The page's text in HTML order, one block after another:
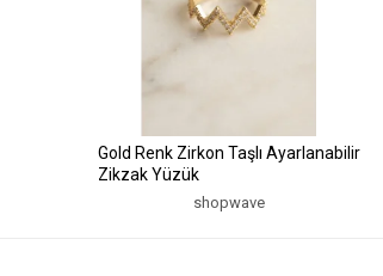
Gold Renk Zirkon Taşlı Ayarlanabilir
Zikzak Yüzük
shopwave